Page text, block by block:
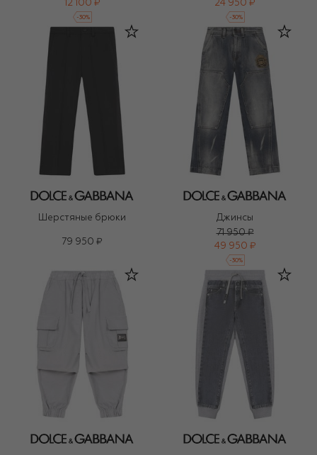
12 100 ₽
-30%
24 950 ₽
-30%
Шерстяные брюки
79 950 ₽
Джинсы
71 950 ₽
49 950 ₽
-30%